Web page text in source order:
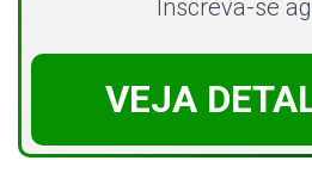
Inscreva-se
VEJA